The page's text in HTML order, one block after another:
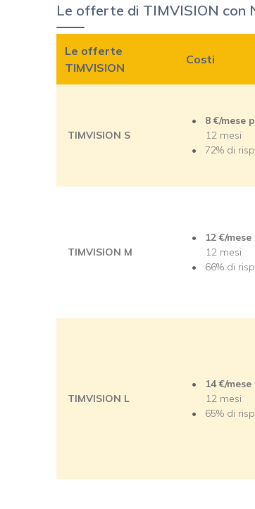
Le offerte di TIMVISION con
Le offerte
TIMVISION
Costi
TIMVISION S
8 €/mese
12 mesi
72% di
TIMVISION M
12 €/
12 mesi
66% di
TIMVISION L
14 €/
12 mesi
65% di